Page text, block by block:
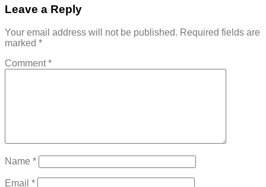
Leave a Reply
Your email address will not be published. Required fields are
marked *
Comment*
Name *
Email *